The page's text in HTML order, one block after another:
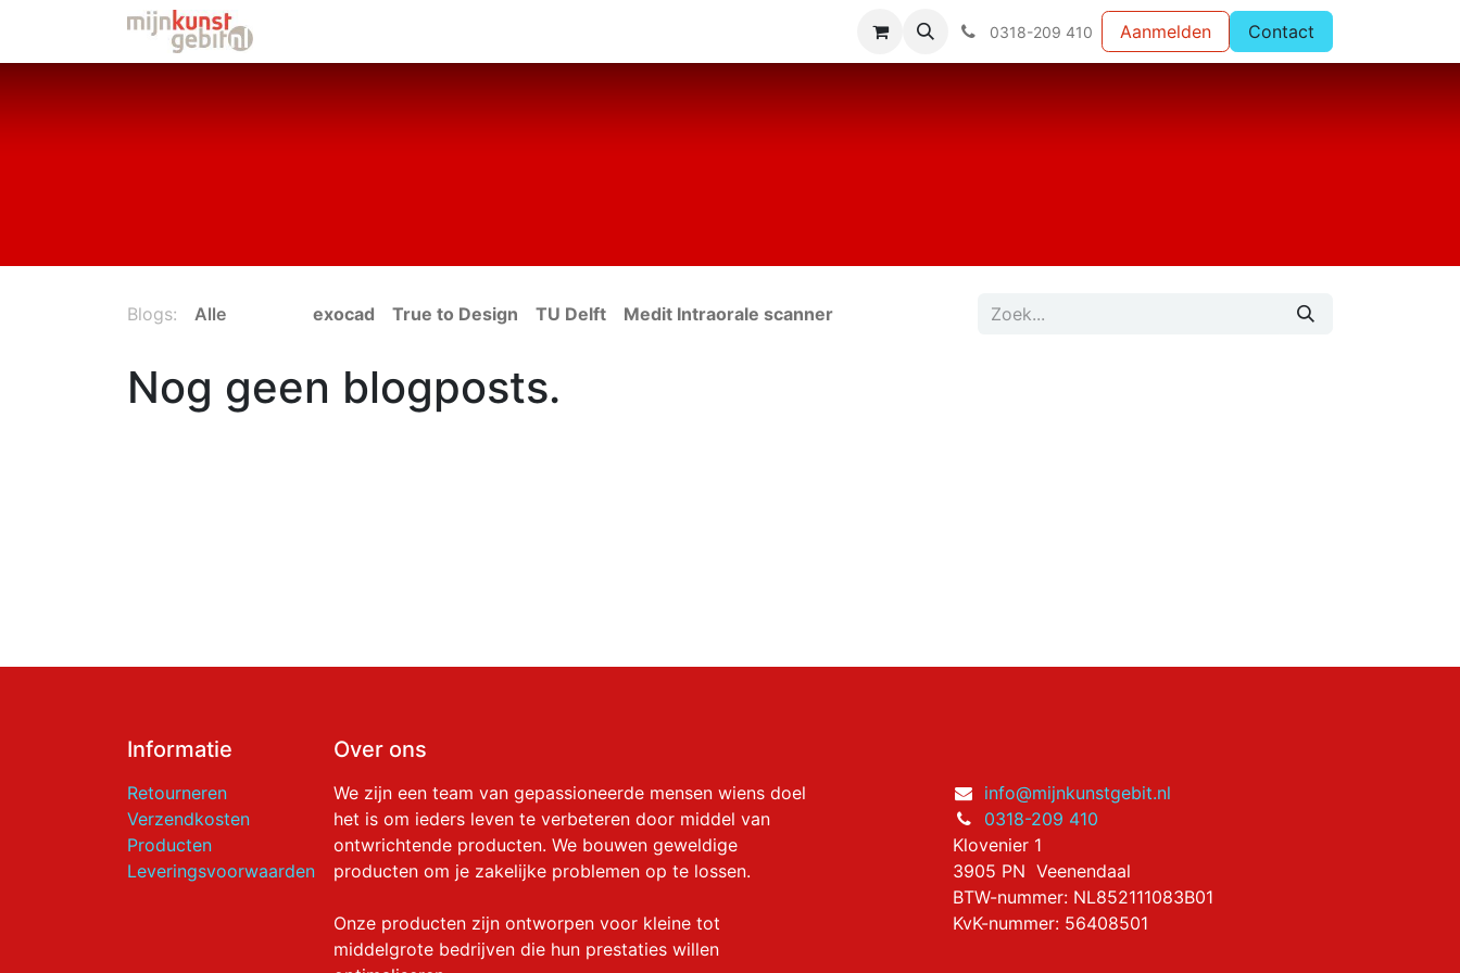
0318-209 410 Aanmelden Contact
Blogs: Alle exocad True to Design TU Delft Medit Intraorale scanner
Nog geen blogposts.
Informatie
Retourneren
Verzendkosten
Producten
Leveringsvoorwaarden
Over ons
We zijn een team van gepassioneerde mensen wiens doel
het is om ieders leven te verbeteren door middel van
ontwrichtende producten. We bouwen geweldige
producten om je zakelijke problemen op te lossen.
Onze producten zijn ontworpen voor kleine tot
middelgrote bedrijven die hun prestaties willen
info@mijnkunstgebit.nl
0318-209 410
Klovenier 1
3905 PN Veenendaal
BTW-nummer: NL852111083B01
KvK-nummer: 56408501